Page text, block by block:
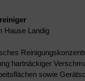
Hause Landig
hartnäckiger
sowie